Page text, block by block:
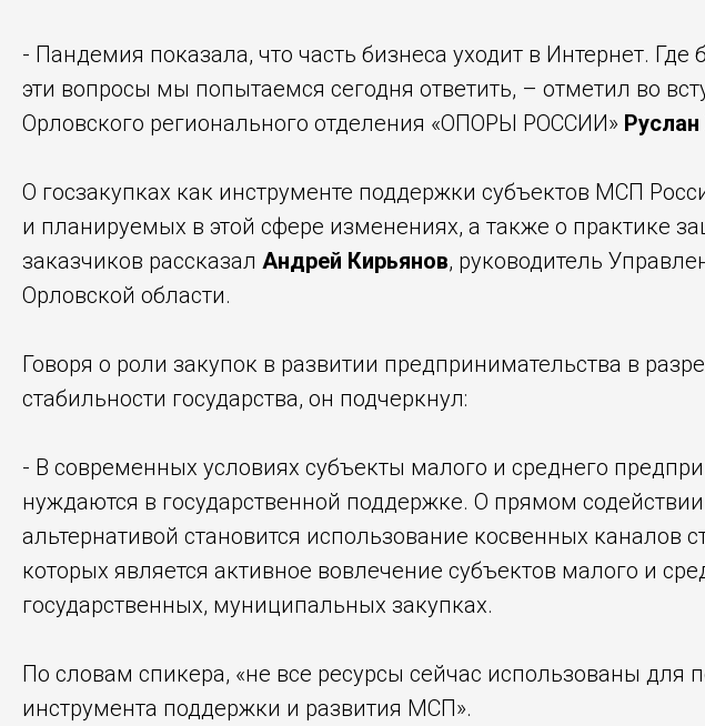
- Пандемия показала, что часть бизнеса уходит в Интернет.
эти вопросы мы попытаемся сегодня ответить, – отметил во
Орловского регионального отделения «ОПОРЫ РОССИИ» Руслан
О госзакупках как инструменте поддержки субъектов МСП
и планируемых в этой сфере изменениях, а также о практике
заказчиков рассказал Андрей Кирьянов, руководитель
Орловской области.
Говоря о роли закупок в развитии предпринимательства в
стабильности государства, он подчеркнул:
- В современных условиях субъекты малого и среднего
нуждаются в государственной поддержке. О прямом
альтернативой становится использование косвенных
которых является активное вовлечение субъектов малого и
государственных, муниципальных закупках.
По словам спикера, «не все ресурсы сейчас использованы для
инструмента поддержки и развития МСП».